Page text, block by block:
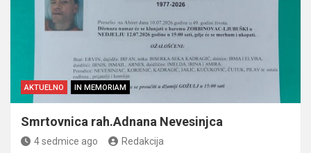
AKTUELNO IN MEMORIAM
Smrtovnica rah.Adnana Nevesinjca
4 sedmice ago Redakcija